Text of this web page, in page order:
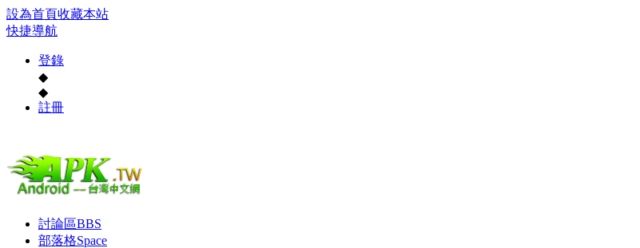
設為首頁收藏本站
快捷導航
登錄
◆
◆
註冊
討論區BBS
部落格Space